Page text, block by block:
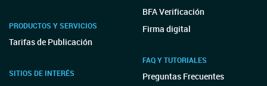
PRODUCTOS Y SERVICIOS
Tarifas de Publicación
SITIOS DE INTERÉS
BFA Verificación
Firma digital
FAQ Y TUTORIALES
Preguntas Frecuentes